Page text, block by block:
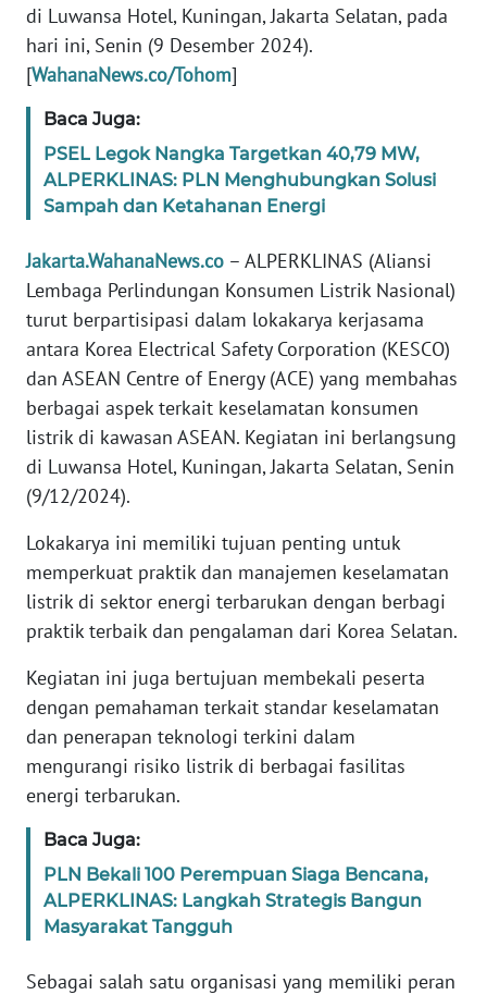
di Luwansa Hotel, Kuningan, Jakarta Selatan, pada
hari ini, Senin (9 Desember 2024).
[WahanaNews.co/Tohom]
Baca Juga:
PSEL Legok Nangka Targetkan 40,79 MW,
ALPERKLINAS: PLN Menghubungkan Solusi
Sampah dan Ketahanan Energi
Jakarta.WahanaNews.co – ALPERKLINAS (Aliansi
Lembaga Perlindungan Konsumen Listrik Nasional)
turut berpartisipasi dalam lokakarya kerjasama
antara Korea Electrical Safety Corporation (KESCO)
dan ASEAN Centre of Energy (ACE) yang membahas
berbagai aspek terkait keselamatan konsumen
listrik di kawasan ASEAN. Kegiatan ini berlangsung
di Luwansa Hotel, Kuningan, Jakarta Selatan, Senin
(9/12/2024).
Lokakarya ini memiliki tujuan penting untuk
memperkuat praktik dan manajemen keselamatan
listrik di sektor energi terbarukan dengan berbagi
praktik terbaik dan pengalaman dari Korea Selatan.
Kegiatan ini juga bertujuan membekali peserta
dengan pemahaman terkait standar keselamatan
dan penerapan teknologi terkini dalam
mengurangi risiko listrik di berbagai fasilitas
energi terbarukan.
Baca Juga:
PLN Bekali 100 Perempuan Siaga Bencana,
ALPERKLINAS: Langkah Strategis Bangun
Masyarakat Tangguh
Sebagai salah satu organisasi yang memiliki peran
WN
BANTEN
NTT
WN
KEPRI
WN
PAPUA
WN
BARAT
WN
RIAU
SERAMBI
WN
JAMBI
WN
SULTRA
WN
NTB
WN
SULTENG
WN